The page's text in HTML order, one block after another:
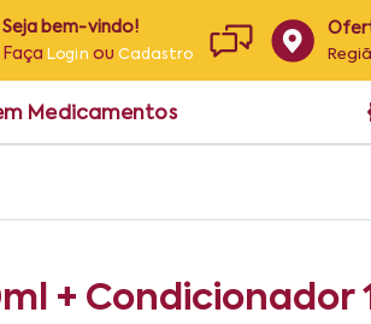
Seja bem-vindo!
Faça Login ouCadastro
Medicamentos
+ Condicionador